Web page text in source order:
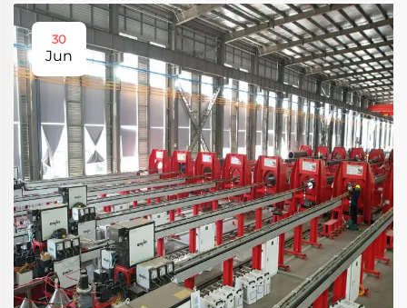
30
Jun